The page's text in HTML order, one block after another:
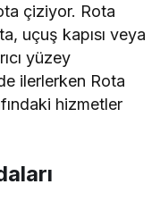
çiziyor. Rota
uçuş kapısı veya
yüzey
ilerlerken Rota
hizmetler